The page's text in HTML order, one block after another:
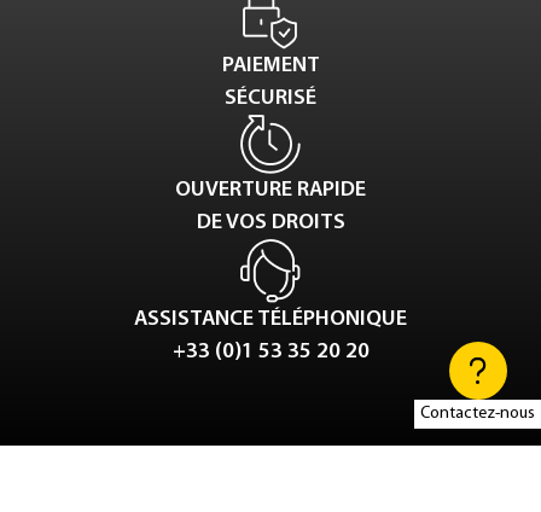
Contactez-nous
PAIEMENT
SÉCURISÉ
OUVERTURE RAPIDE
DE VOS DROITS
ASSISTANCE TÉLÉPHONIQUE
+33 (0)1 53 35 20 20